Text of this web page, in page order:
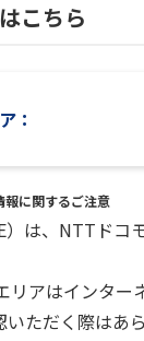
こちら
：
に関するご注意
は、NTTド
アはインター
ただく際はあ